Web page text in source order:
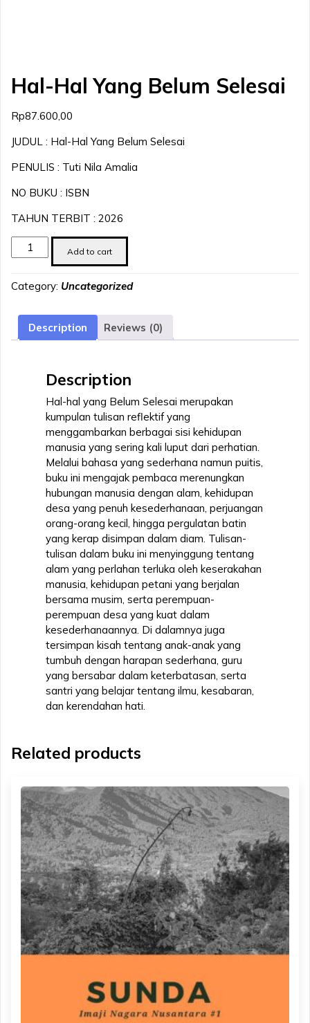
Hal-Hal Yang Belum Selesai
Rp87.600,00
JUDUL : Hal-Hal Yang Belum Selesai
PENULIS : Tuti Nila Amalia
NO BUKU : ISBN
TAHUN TERBIT : 2026
Hal-
Hal
Belum
quantity
Add to cart
Category: Uncategorized
Description Reviews (0)
Description
Hal-hal yang Belum Selesai merupakan
kumpulan tulisan reflektif yang
menggambarkan berbagai sisi kehidupan
manusia yang sering kali luput dari perhatian.
Melalui bahasa yang sederhana namun puitis,
buku ini mengajak pembaca merenungkan
hubungan manusia dengan alam, kehidupan
desa yang penuh kesederhanaan, perjuangan
orang-orang kecil, hingga pergulatan batin
yang kerap disimpan dalam diam. Tulisan-
tulisan dalam buku ini menyinggung tentang
alam yang perlahan terluka oleh keserakahan
manusia, kehidupan petani yang berjalan
bersama musim, serta perempuan-
perempuan desa yang kuat dalam
kesederhanaannya. Di dalamnya juga
tersimpan kisah tentang anak-anak yang
tumbuh dengan harapan sederhana, guru
yang bersabar dalam keterbatasan, serta
santri yang belajar tentang ilmu, kesabaran,
dan kerendahan hati.
Related products